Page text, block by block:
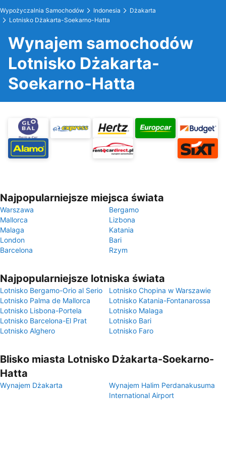
Wypożyczalnia Samochodów Indonesia
Dżakarta
Lotnisko Dżakarta-Soekarno-Hatta
Wynajem samochodów
Lotnisko Dżakarta-
Soekarno-Hatta
Najpopularniejsze miejsca świata
Warszawa
Bergamo
Mallorca
Lizbona
Malaga
Katania
London
Bari
Barcelona
Rzym
Najpopularniejsze lotniska świata
Lotnisko Bergamo-Orio al Serio
Lotnisko Chopina w Warszawie
Lotnisko Palma de Mallorca
Lotnisko Katania-Fontanarossa
Lotnisko Lisbona-Portela
Lotnisko Malaga
Lotnisko Barcelona-El Prat
Lotnisko Bari
Lotnisko Alghero
Lotnisko Faro
Blisko miasta Lotnisko Dżakarta-Soekarno-
Hatta
Wynajem Dżakarta
Wynajem Halim Perdanakusuma
International Airport